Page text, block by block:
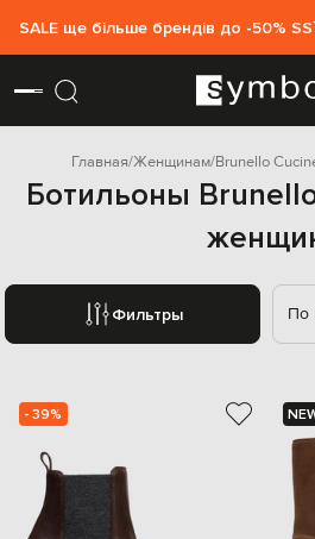
SALE ще більше брендів до -50%
Главная Женщинам Brunello
Ботильоны
Фильтры По
- 39%